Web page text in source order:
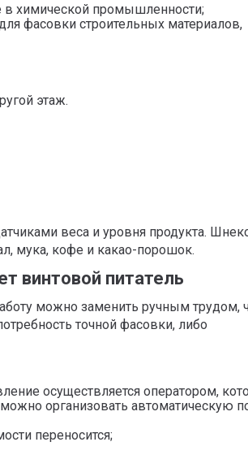
химической промышленности;
фасовки строительных материалов,
этаж.
веса и уровня продукта.
мука, кофе и какао-порошок.
винтовой питатель
можно заменить ручным трудом,
точной фасовки, либо
осуществляется оператором,
организовать автоматическую
переносится;